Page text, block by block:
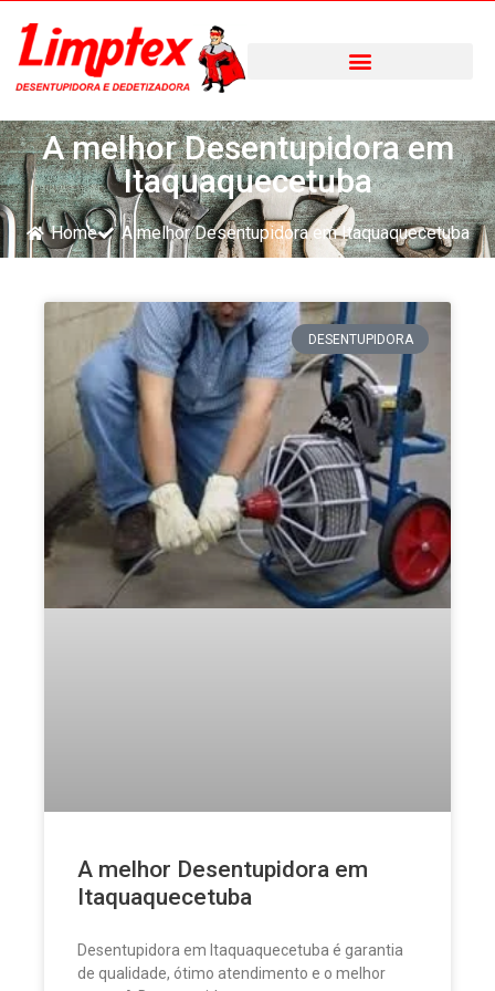
A melhor Desentupidora em
Itaquaquecetuba
Home A melhor Desentupidora em Itaquaquecetuba
DESENTUPIDORA
A melhor Desentupidora em
Itaquaquecetuba
Desentupidora em Itaquaquecetuba é garantia
de qualidade, ótimo atendimento e o melhor